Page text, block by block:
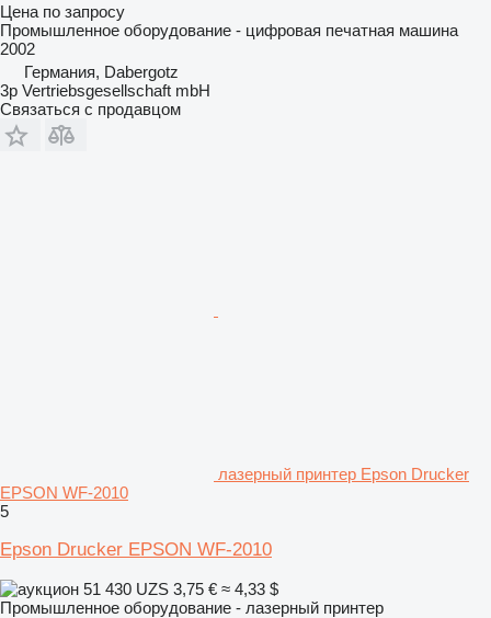
Цена по запросу
Промышленное оборудование - цифровая печатная машина
2002
Германия, Dabergotz
3p Vertriebsgesellschaft mbH
Связаться с продавцом
лазерный принтер Epson Drucker
EPSON WF-2010
5
Epson Drucker EPSON WF-2010
51 430 UZS 3,75 € ≈ 4,33 $
Промышленное оборудование - лазерный принтер